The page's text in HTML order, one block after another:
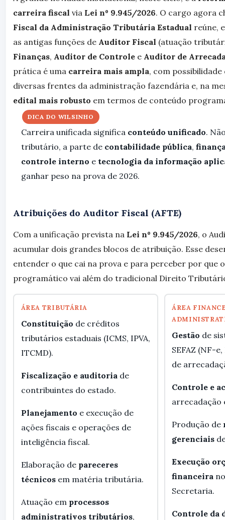
carreira fiscal via Lei nº 9.945/2026. O cargo agora
Fiscal da Administração Tributária Estadual reúne,
as antigas funções de Auditor Fiscal (atuação
Finanças, Auditor de Controle e Auditor de
prática é uma carreira mais ampla, com
diversas frentes da administração fazendária e, na
edital mais robusto em termos de conteúdo
DICA DO WILSINHO
Carreira unificada significa conteúdo unificado.
tributário, a parte de contabilidade pública,
controle interno e tecnologia da informação
ganhar peso na prova de 2026.
Atribuições do Auditor Fiscal (AFTE)
Com a unificação prevista na Lei nº 9.945/2026, o
acumular dois grandes blocos de atribuição. Esse
entender o que cai na prova e para perceber por que
programático vai além do tradicional Direito
ÁREA TRIBUTÁRIA
Constituição de créditos
tributários estaduais (ICMS, IPVA,
ITCMD).
Fiscalização e auditoria de
contribuintes do estado.
Planejamento e execução de
ações fiscais e operações de
inteligência fiscal.
Elaboração de pareceres
técnicosem matéria tributária.
Atuação em processos
administrativos tributários,
ÁREA
Gestão de
SEFAZ (NF-
de
Controle e
arrecadação
Produção de
gerenciais
Execução
financeira
Secretaria.
Controle da